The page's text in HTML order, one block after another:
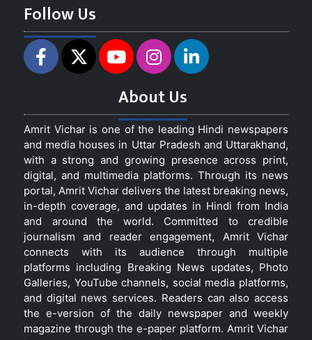
Follow Us
About Us
Amrit Vichar is one of the leading Hindi newspapers
and media houses in Uttar Pradesh and Uttarakhand,
with a strong and growing presence across print,
digital, and multimedia platforms. Through its news
portal, Amrit Vichar delivers the latest breaking news,
in-depth coverage, and updates in Hindi from India
and around the world. Committed to credible
journalism and reader engagement, Amrit Vichar
connects with its audience through multiple
platforms including Breaking News updates, Photo
Galleries, YouTube channels, social media platforms,
and digital news services. Readers can also access
the e-version of the daily newspaper and weekly
magazine through the e-paper platform. Amrit Vichar